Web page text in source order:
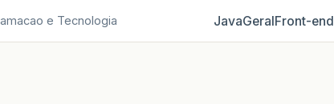
e Tecnologia JavaGeralFront‑end